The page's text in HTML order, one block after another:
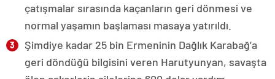
çatışmalar sırasında kaçanların geri dönmesi ve
normal yaşamın başlaması masaya yatırıldı.
Şimdiye kadar 25 bin Ermeninin Dağlık Karabağ’a
geri döndüğü bilgisini veren Harutyunyan, savaşta